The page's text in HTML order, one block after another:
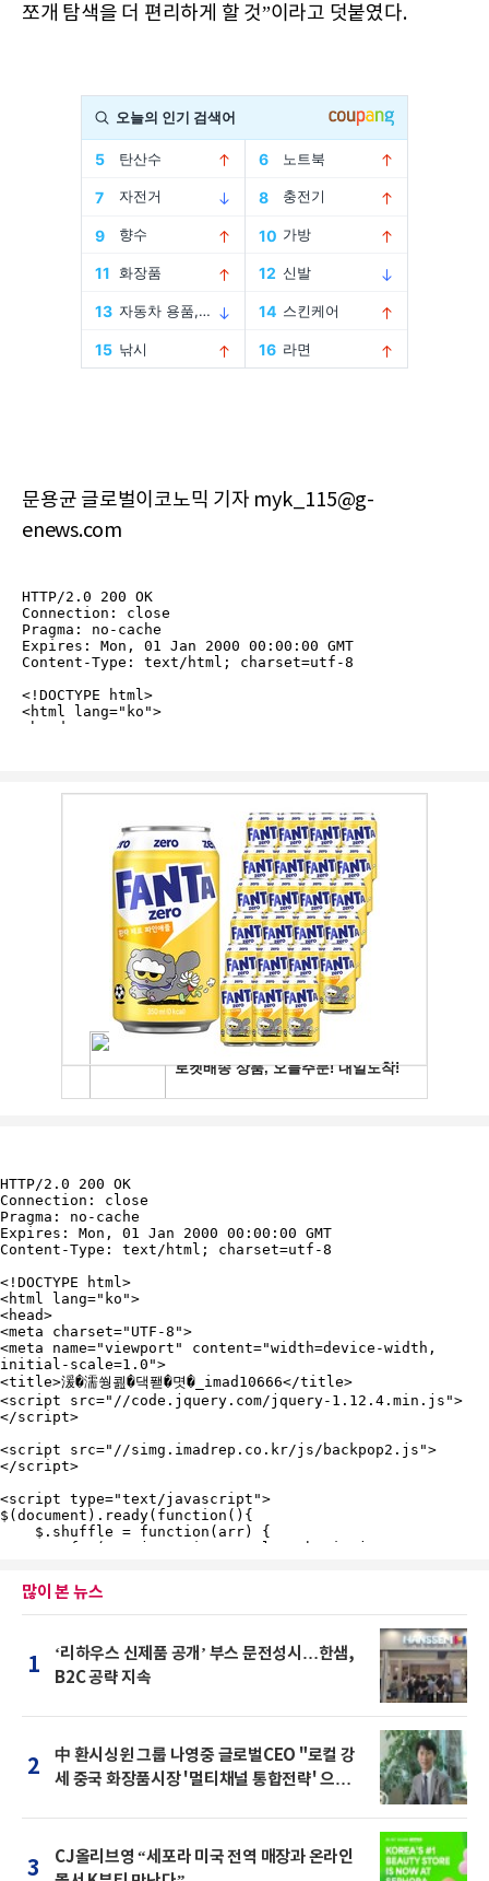
쪼개 탐색을 더 편리하게 할 것”이라고 덧붙였다.
문용균 글로벌이코노믹 기자 myk_115@g-
enews.com
많이 본 뉴스
1
‘리하우스 신제품 공개’ 부스 문전성시…한샘,
B2C 공략 지속
2
中 환시싱윈 그룹 나영중 글로벌CEO "로컬 강
세 중국 화장품시장 '멀티채널 통합전략' 으로
3
CJ올리브영 “세포라 미국 전역 매장과 온라인